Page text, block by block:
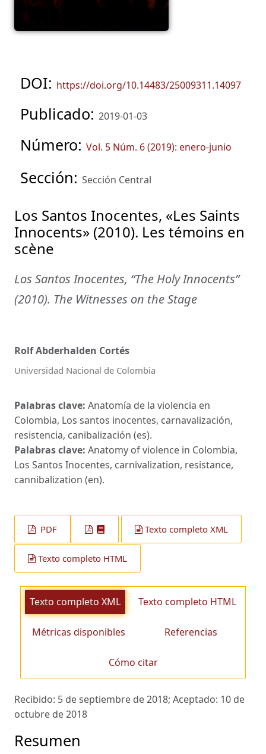
DOI: https://doi.org/10.14483/25009311.14097
Publicado: 2019-01-03
Número: Vol. 5 Núm. 6 (2019): enero-junio
Sección: Sección Central
Los Santos Inocentes, «Les Saints
Innocents» (2010). Les témoins en
scène
Los Santos Inocentes, “The Holy Innocents”
(2010). The Witnesses on the Stage
Rolf Abderhalden Cortés
Universidad Nacional de Colombia
Palabras clave: Anatomía de la violencia en
Colombia, Los santos inocentes, carnavalización,
resistencia, canibalización (es).
Palabras clave: Anatomy of violence in Colombia,
Los Santos Inocentes, carnivalization, resistance,
cannibalization (en).
PDF Texto completo XML
Texto completo HTML
Texto completo XML Texto completo HTML
Métricas disponibles Referencias
Cómo citar
Recibido: 5 de septiembre de 2018; Aceptado: 10 de
octubre de 2018
Resumen